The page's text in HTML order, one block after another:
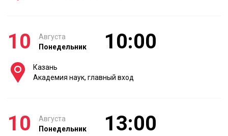
10
Августа
Понедельник
10:00
Казань
Академия наук, главный вход
10
Августа
Понедельник
13:00